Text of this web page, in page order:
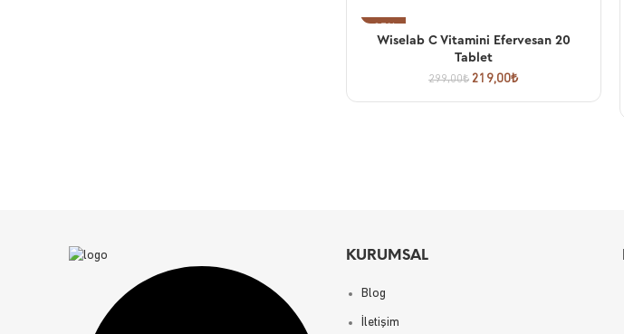
SEPETE EKLE
Wiselab C Vitamini Efervesan 20
Tablet
299,00₺ 219,00₺
KURUMSAL
Blog
İletişim